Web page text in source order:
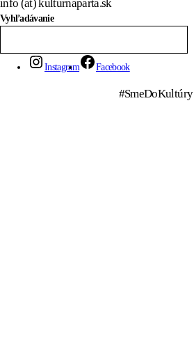
info (at) kulturnaparta.sk
Vyhľadávanie
Instagram Facebook
#SmeDoKultúry